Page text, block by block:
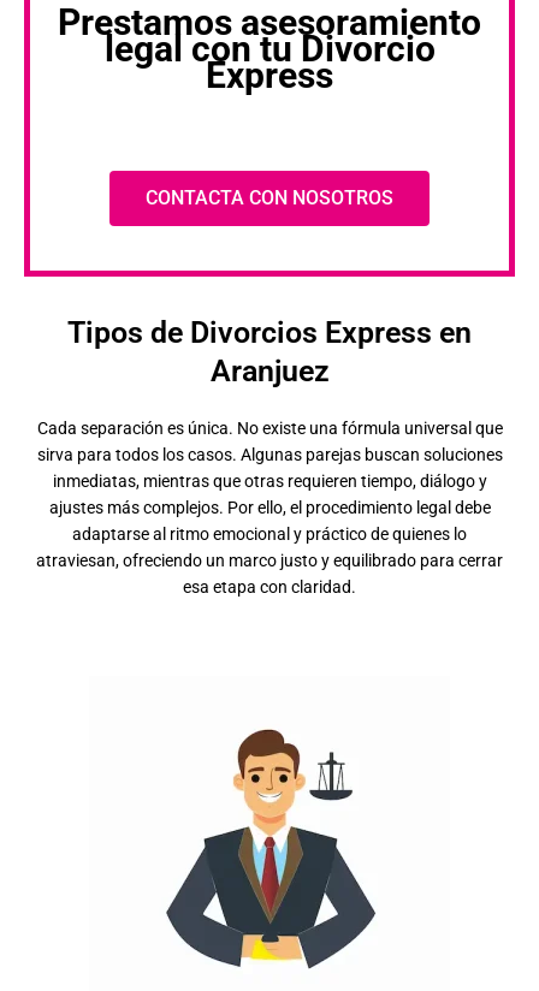
Prestamos asesoramiento
legal con tu Divorcio
Express
CONTACTA CON NOSOTROS
Tipos de Divorcios Express en
Aranjuez
Cada separación es única. No existe una fórmula universal que
sirva para todos los casos. Algunas parejas buscan soluciones
inmediatas, mientras que otras requieren tiempo, diálogo y
ajustes más complejos. Por ello, el procedimiento legal debe
adaptarse al ritmo emocional y práctico de quienes lo
atraviesan, ofreciendo un marco justo y equilibrado para cerrar
esa etapa con claridad.